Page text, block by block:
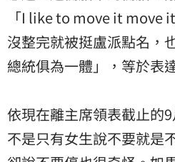
「I like to move it move
沒整完就被挺盧派點名，
總統俱為一體」，等於表
依現在離主席領表截止的
不是只有女生說不要就是